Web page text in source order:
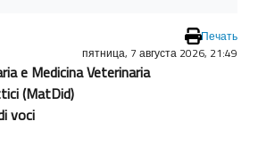
Печать
пятница, 7 августа 2026, 21:49
e Medicina Veterinaria
(MatDid)
voci